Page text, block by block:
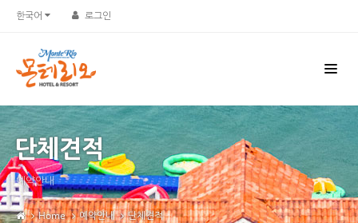
한국어 로그인
단체견적
예약안내
Home 예약안내 단체견적
Sketchbook5, 스케치북5